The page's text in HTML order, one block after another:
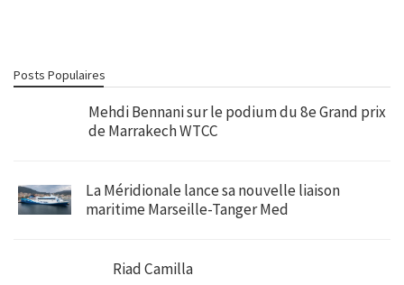
Posts Populaires
Mehdi Bennani sur le podium du 8e Grand prix
de Marrakech WTCC
La Méridionale lance sa nouvelle liaison
maritime Marseille-Tanger Med
Riad Camilla